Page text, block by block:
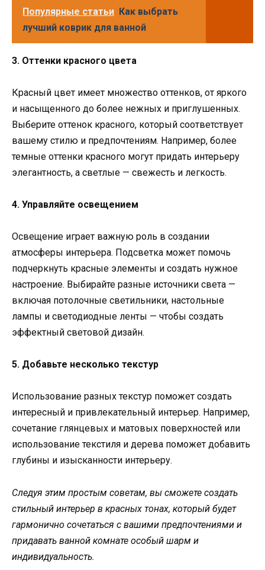
Популярные статьи Как выбрать
лучший коврик для ванной
3. Оттенки красного цвета
Красный цвет имеет множество оттенков, от яркого
и насыщенного до более нежных и приглушенных.
Выберите оттенок красного, который соответствует
вашему стилю и предпочтениям. Например, более
темные оттенки красного могут придать интерьеру
элегантность, а светлые — свежесть и легкость.
4. Управляйте освещением
Освещение играет важную роль в создании
атмосферы интерьера. Подсветка может помочь
подчеркнуть красные элементы и создать нужное
настроение. Выбирайте разные источники света —
включая потолочные светильники, настольные
лампы и светодиодные ленты — чтобы создать
эффектный световой дизайн.
5. Добавьте несколько текстур
Использование разных текстур поможет создать
интересный и привлекательный интерьер. Например,
сочетание глянцевых и матовых поверхностей или
использование текстиля и дерева поможет добавить
глубины и изысканности интерьеру.
Следуя этим простым советам, вы сможете создать
стильный интерьер в красных тонах, который будет
гармонично сочетаться с вашими предпочтениями и
придавать ванной комнате особый шарм и
индивидуальность.